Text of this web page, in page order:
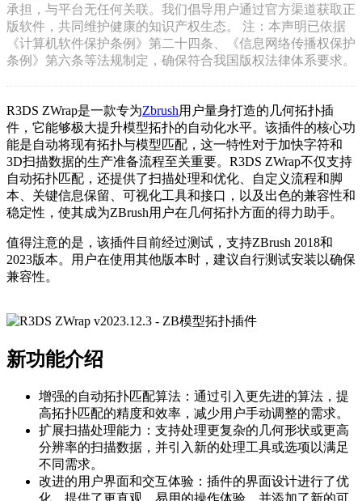
承担，与平台无任何关联。我们倡导用户通过官方渠道获取正
版软件，共同维护健康的知识产权生态。 注：本声明已依据
《计算机软件保护条例》第二十四条、《信息网络传播权保护
条例》第六条等法规制定，确保符合我国版权法律体系要求。
R3DS ZWrap是一款专为Zbrush用户量身打造的几何拓扑插
件，它能够极大提升模型拓扑的自动化水平。该插件的核心功
能是自动将现有拓扑与模型匹配，这一特性对于加快字符和
3D扫描数据的生产准备流程至关重要。R3DS ZWrap不仅支持
自动拓扑匹配，还提供了扫描处理和优化、自定义流程和脚
本、关键信息保留、可视化工具和接口，以及出色的兼容性和
稳定性，使其成为ZBrush用户在几何拓扑方面的得力助手。
值得注意的是，该插件目前经过测试，支持ZBrush 2018和
2023版本。用户在使用其他版本时，建议自行测试安装以确保
兼容性。
新功能介绍
增强的自动拓扑匹配算法：通过引入更先进的算法，提
高拓扑匹配的精度和效率，减少用户手动调整的需求。
扩展扫描处理能力：支持处理更复杂的几何形状或更高
分辨率的扫描数据，并引入新的处理工具或选项以满足
不同需求。
改进的用户界面和交互体验：插件的界面设计进行了优
化，提供了更直观、易用的操作体验，并添加了新的可